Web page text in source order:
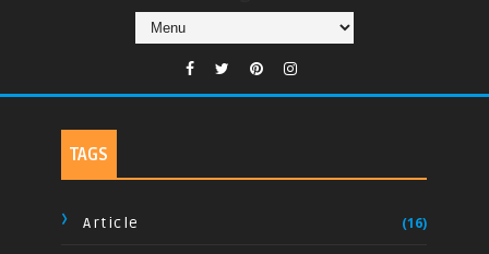
TAGS
Article (16)